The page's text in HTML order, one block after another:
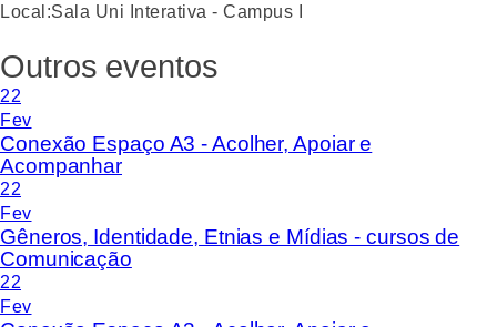
Local:Sala Uni Interativa - Campus I
Outros eventos
22
Fev
Conexão Espaço A3 - Acolher, Apoiar e
Acompanhar
22
Fev
Gêneros, Identidade, Etnias e Mídias - cursos de
Comunicação
22
Fev